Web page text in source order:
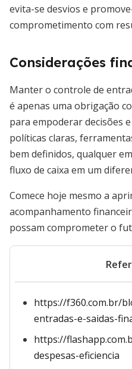
evita-se desvios e
comprometimento com
Considerações
Manter o controle de
é apenas uma obrigação
para empoderar decisões
políticas claras,
bem definidos, qualquer
fluxo de caixa em um
Comece hoje mesmo a
acompanhamento
possam comprometer o
https://f360.com.br/
entradas-e-saidas-
https://
despesas-eficiencia